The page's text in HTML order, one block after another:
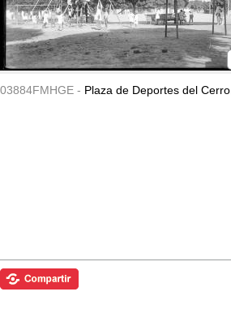
03884FMHGE - Plaza de Deportes del Cerro.